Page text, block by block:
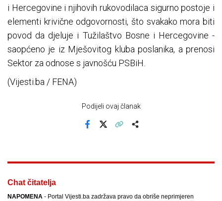
i Hercegovine i njihovih rukovodilaca sigurno postoje i
elementi krivične odgovornosti, što svakako mora biti
povod da djeluje i Tužilaštvo Bosne i Hercegovine -
saopćeno je iz Mješovitog kluba poslanika, a prenosi
Sektor za odnose s javnošću PSBiH.
(Vijesti.ba / FENA)
Podijeli ovaj članak
Chat čitatelja
NAPOMENA - Portal Vijesti.ba zadržava pravo da obriše neprimjeren